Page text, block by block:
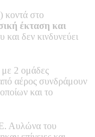
κοντά στο
έκταση και
και δεν κινδυνεύει
με 2 ομάδες
αέρος συνδράμουν
και το
Αυλώνα του